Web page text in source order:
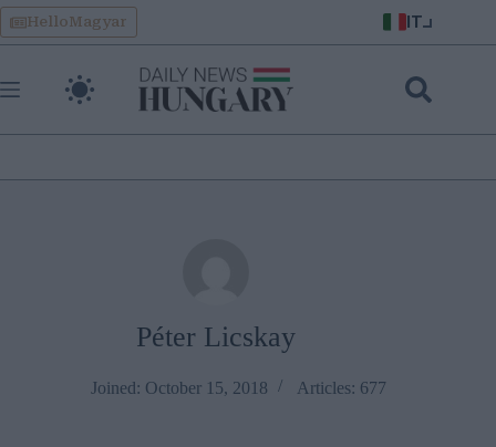
Skip
to
content
HelloMagyar IT
Péter Licskay
Joined: October 15, 2018 Articles: 677